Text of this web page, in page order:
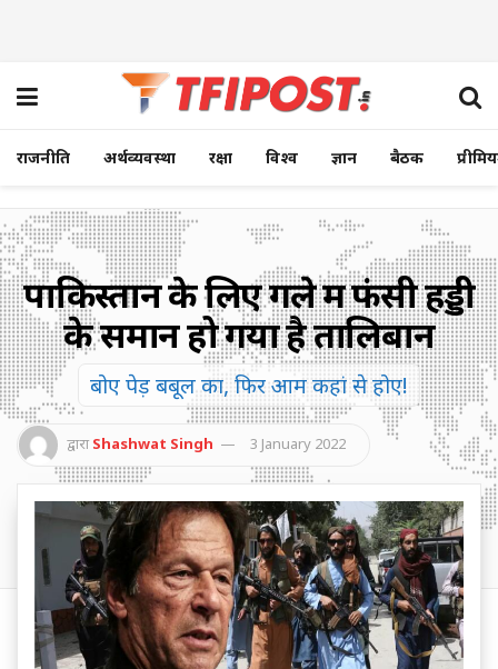
राजनीति अर्थव्यवस्था रक्षा विश्व ज्ञान बैठक
पाकिस्तान के लिए गले में फंसी हड्डी
के समान हो गया है तालिबान
बोए पेड़ बबूल का, फिर आम कहां से होए!
द्वारा Shashwat Singh 3 January 2022